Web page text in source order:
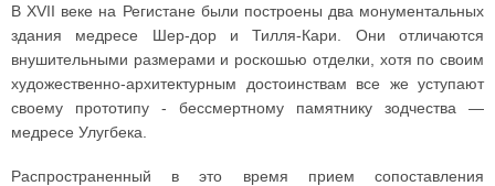
В XVII веке на Регистане были построены два монументальных
здания медресе Шер-дор и Тилля-Кари. Они отличаются
внушительными размерами и роскошью отделки, хотя по своим
художественно-архитектурным достоинствам все же уступают
своему прототипу - бессмертному памятнику зодчества —
медресе Улугбека.
Распространенный в это время прием сопоставления